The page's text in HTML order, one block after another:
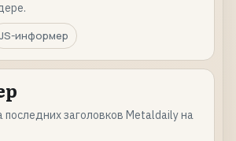
JS-информер
заголовков Metaldaily на